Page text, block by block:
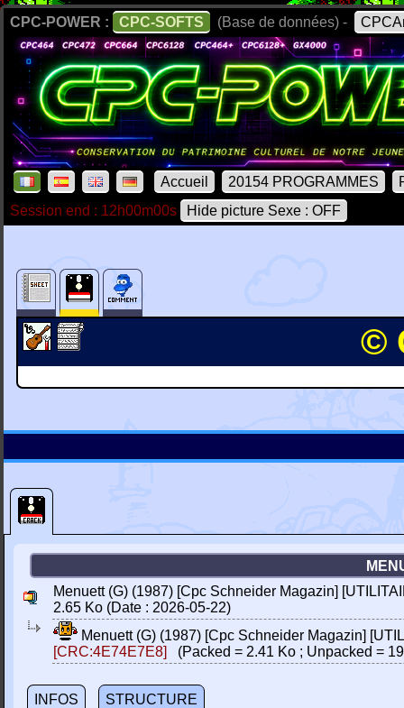
CPC-POWER : CPC-SOFTS (Base de données) -
Accueil 20154 PROGRAMMES
Session end : 12h00m00s
Hide picture Sexe : OFF
©
Menuett (G) (1987) [Cpc Schneider Magazin]
2.65 Ko (Date : 2026-05-22)
Menuett (G) (1987) [Cpc Schneider Magazin]
[CRC:4E74E7E8]
(Packed = 2.41 Ko ; Unpacked =
INFOS
STRUCTURE